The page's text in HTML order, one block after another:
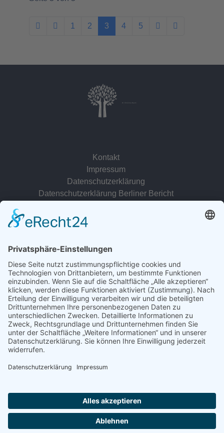
1 2 3 4 5
Dr. Christina Baum
Kontakt
Impressum
Datenschutzerklärung
Datenschutzerklärung Berliner Bericht
© 2022 - 2026 Dr. Christina Baum. Alle Rechte vorbehalten.